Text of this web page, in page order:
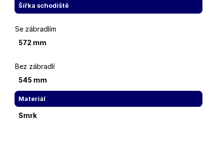
Šířka schodiště
Se zábradlím
572 mm
Bez zábradlí
545 mm
Materiál
Smrk